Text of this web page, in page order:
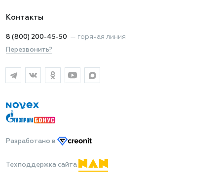
Контакты
8 (800) 200-45-50 — горячая линия
Перезвонить?
Разработано в
Техподдержка сайта